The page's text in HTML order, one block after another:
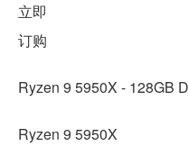
立即
订购
Ryzen 9 5950X - 128GB
Ryzen 9 5950X